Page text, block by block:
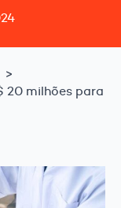
20 milhões para